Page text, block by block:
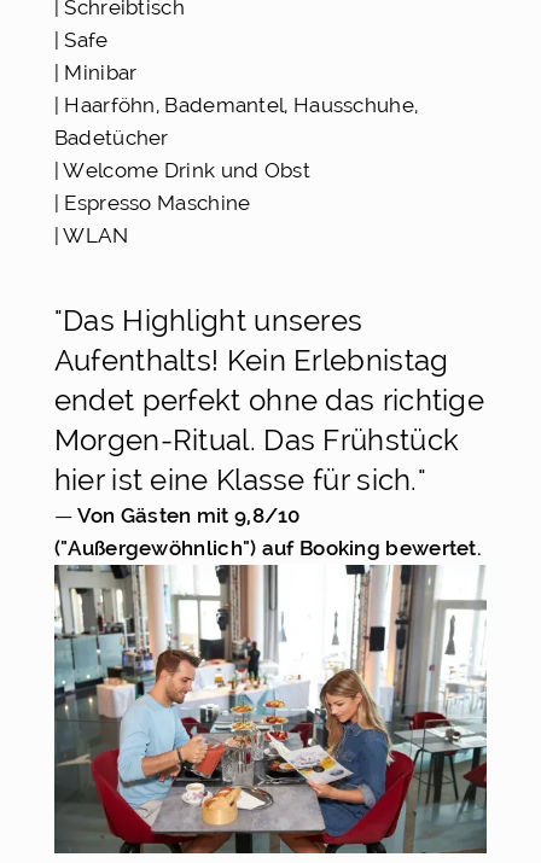
| Schreibtisch
| Safe
| Minibar
| Haarföhn, Bademantel, Hausschuhe,
Badetücher
| Welcome Drink und Obst
| Espresso Maschine
| WLAN
"Das Highlight unseres
Aufenthalts! Kein Erlebnistag
endet perfekt ohne das richtige
Morgen-Ritual. Das Frühstück
hier ist eine Klasse für sich."
— Von Gästen mit 9,8/10
("Außergewöhnlich") auf Booking bewertet.